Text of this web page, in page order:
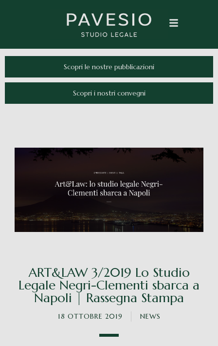
Scopri le nostre pubblicazioni
Scopri i nostri convegni
ART&LAW 3/2019 Lo Studio
Legale Negri-Clementi sbarca a
Napoli | Rassegna Stampa
18 OTTOBRE 2019 NEWS